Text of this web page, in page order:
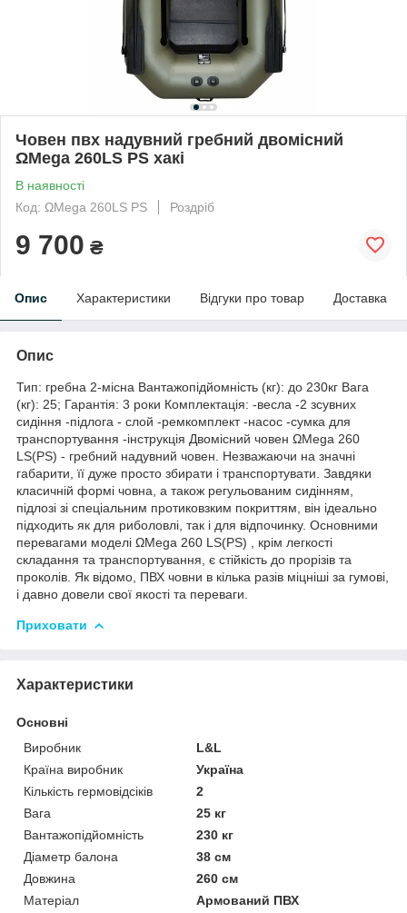
Човен пвх надувний гребний двомісний
ΩMega 260LS PS хакі
В наявності
Код: ΩMega 260LS PS
Роздріб
9 700 ₴
Опис Характеристики Відгуки про товар Доставка
Опис
Тип: гребна 2-місна Вантажопідйомність (кг): до 230кг Вага
(кг): 25; Гарантія: 3 роки Комплектація: -весла -2 зсувних
сидіння -підлога - слой -ремкомплект -насос -сумка для
транспортування -інструкція Двомісний човен ΩMega 260
LS(PS) - гребний надувний човен. Незважаючи на значні
габарити, її дуже просто збирати і транспортувати. Завдяки
класичній формі човна, а також регульованим сидінням,
підлозі зі спеціальним протиковзким покриттям, він ідеально
підходить як для риболовлі, так і для відпочинку. Основними
перевагами моделі ΩMega 260 LS(PS) , крім легкості
складання та транспортування, є стійкість до прорізів та
проколів. Як відомо, ПВХ човни в кілька разів міцніші за гумові,
і давно довели свої якості та переваги.
Приховати
Характеристики
Основні
Виробник
L&L
Країна виробник
Україна
Кількість гермовідсіків
2
Вага
25 кг
Вантажопідйомність
230 кг
Діаметр балона
38 см
Довжина
260 см
Матеріал
Армований ПВХ